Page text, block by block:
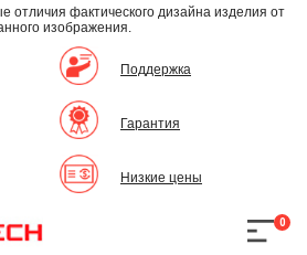
отличия фактического дизайна изделия от
изображения.
Поддержка
Гарантия
Низкие цены
0